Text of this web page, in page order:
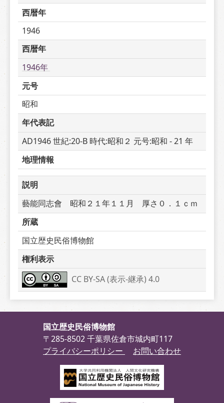
西暦年
1946
西暦年
1946年
元号
昭和
年代表記
AD1946 世紀:20-B 時代:昭和２ 元号:昭和 - 21 年
地理情報
説明
藝能同志會　昭和２１年１１月　厚さ０．１ｃｍ
所蔵
国立歴史民俗博物館
権利表示
CC BY-SA (表示-継承) 4.0
国立歴史民俗博物館
〒285-8502 千葉県佐倉市城内町117
プライバシーポリシー
お問い合わせ